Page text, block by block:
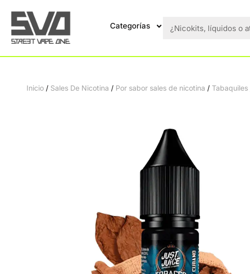
Categorías
Inicio / Sales De Nicotina / Por sabor sales de nicotina / Tabaquiles